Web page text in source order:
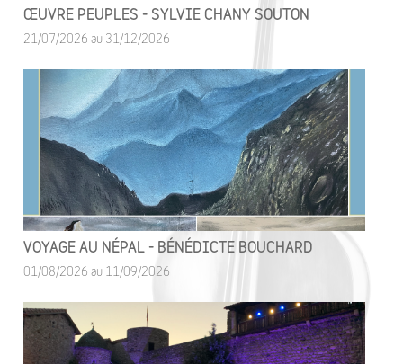
ŒUVRE PEUPLES - SYLVIE CHANY SOUTON
21/07/2026 au 31/12/2026
VOYAGE AU NÉPAL - BÉNÉDICTE BOUCHARD
01/08/2026 au 11/09/2026